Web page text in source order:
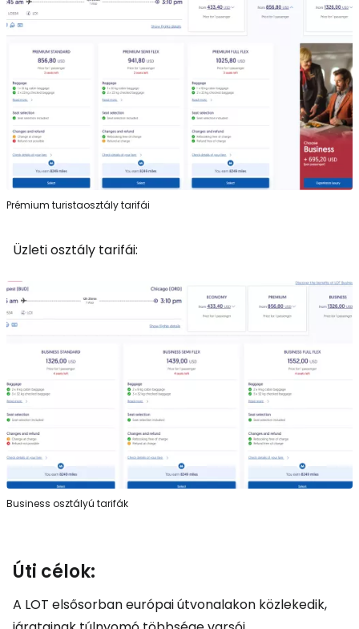
Prémium turistaosztály tarifái
Üzleti osztály tarifái:
Business osztályú tarifák
Úti célok:
A LOT elsősorban európai útvonalakon közlekedik,